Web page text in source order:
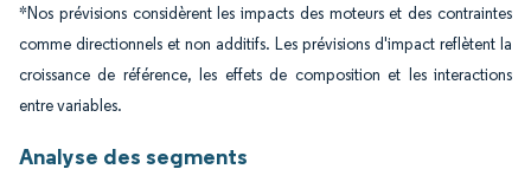
*Nos prévisions considèrent les impacts des moteurs et des contraintes
comme directionnels et non additifs. Les prévisions d'impact reflètent la
croissance de référence, les effets de composition et les interactions
entre variables.
Analyse des segments